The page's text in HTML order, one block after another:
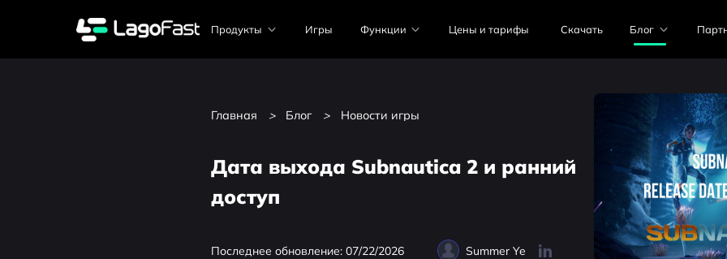
Продукты Игры Функции Цены и тарифы Скачать Блог
Главная > Блог > Новости игры
Дата выхода Subnautica 2 и ранний
доступ
Последнее обновление: 07/22/2026 Summer Ye